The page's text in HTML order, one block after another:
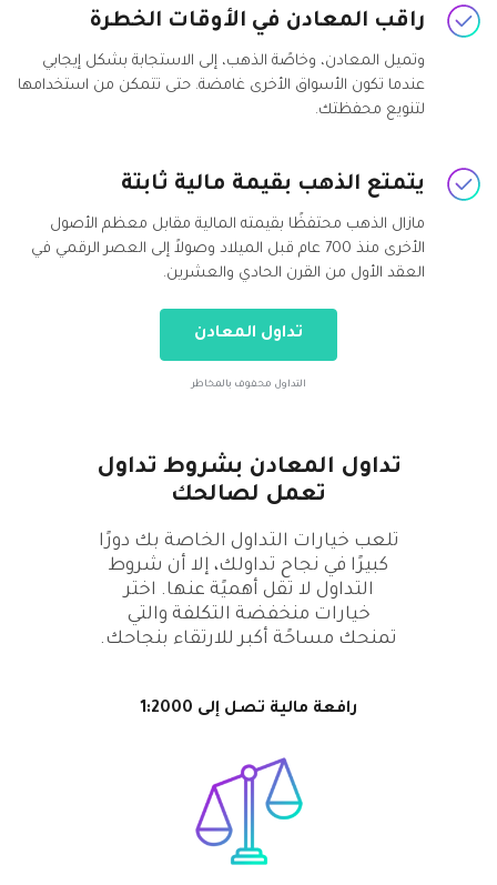
راقب المعادن في الأوقات الخطرة
وتميل المعادن، وخاصًة الذهب، إلى الاستجابة بشكل إيجابي
عندما تكون الأسواق الأخرى غامضة. حتى تتمكن من استخدامها
لتنويع محفظتك.
يتمتع الذهب بقيمة مالية ثابتة
مازال الذهب محتفظًا بقيمته المالية مقابل معظم الأصول
الأخرى منذ 700 عام قبل الميلاد وصولاً إلى العصر الرقمي في
العقد الأول من القرن الحادي والعشرين.
تداول المعادن
التداول محفوف بالمخاطر
تداول المعادن بشروط تداول
تعمل لصالحك
تلعب خيارات التداول الخاصة بك دورًا
كبيرًا في نجاح تداولك، إلا أن شروط
التداول لا تقل أهميًة عنها. اختر
خيارات منخفضة التكلفة والتي
تمنحك مساحًة أكبر للارتقاء بنجاحك.
رافعة مالية تصل إلى 1:2000